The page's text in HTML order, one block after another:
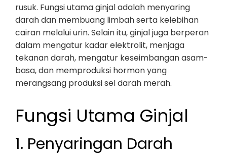
rusuk. Fungsi utama ginjal adalah menyaring
darah dan membuang limbah serta kelebihan
cairan melalui urin. Selain itu, ginjal juga berperan
dalam mengatur kadar elektrolit, menjaga
tekanan darah, mengatur keseimbangan asam-
basa, dan memproduksi hormon yang
merangsang produksi sel darah merah.
Fungsi Utama Ginjal
1. Penyaringan Darah